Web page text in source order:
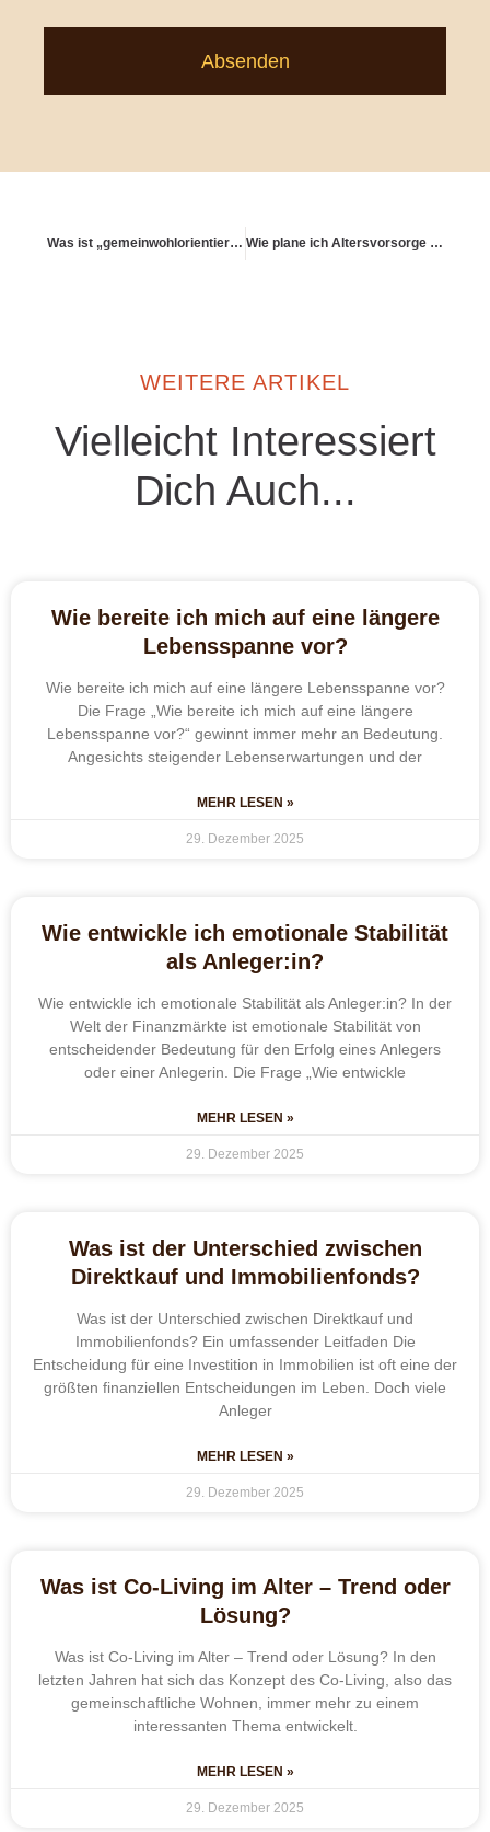
Absenden
Was ist „gemeinwohlorientierte Vermögensbildung“? Wie plane ich Altersvorsorge für längere Auszeiten (Sabbaticals)?
WEITERE ARTIKEL
Vielleicht Interessiert
Dich Auch...
Wie bereite ich mich auf eine längere
Lebensspanne vor?
Wie bereite ich mich auf eine längere Lebensspanne vor?
Die Frage „Wie bereite ich mich auf eine längere
Lebensspanne vor?“ gewinnt immer mehr an Bedeutung.
Angesichts steigender Lebenserwartungen und der
MEHR LESEN »
29. Dezember 2025
Wie entwickle ich emotionale Stabilität
als Anleger:in?
Wie entwickle ich emotionale Stabilität als Anleger:in? In der
Welt der Finanzmärkte ist emotionale Stabilität von
entscheidender Bedeutung für den Erfolg eines Anlegers
oder einer Anlegerin. Die Frage „Wie entwickle
MEHR LESEN »
29. Dezember 2025
Was ist der Unterschied zwischen
Direktkauf und Immobilienfonds?
Was ist der Unterschied zwischen Direktkauf und
Immobilienfonds? Ein umfassender Leitfaden Die
Entscheidung für eine Investition in Immobilien ist oft eine der
größten finanziellen Entscheidungen im Leben. Doch viele
Anleger
MEHR LESEN »
29. Dezember 2025
Was ist Co-Living im Alter – Trend oder
Lösung?
Was ist Co-Living im Alter – Trend oder Lösung? In den
letzten Jahren hat sich das Konzept des Co-Living, also das
gemeinschaftliche Wohnen, immer mehr zu einem
interessanten Thema entwickelt.
MEHR LESEN »
29. Dezember 2025